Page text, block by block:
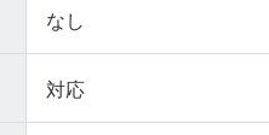
なし
対応